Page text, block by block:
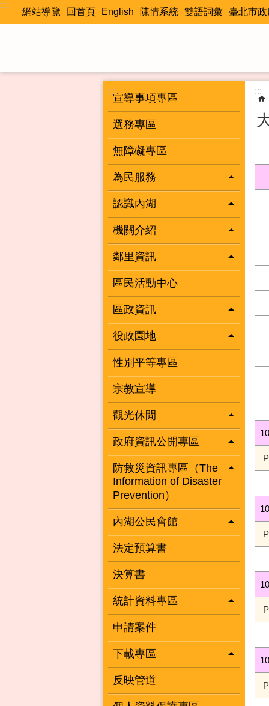
跳到主要內容區塊
:::
網站導覽 回首頁 English 陳情系統 雙語詞彙 臺北市政
:::
宣導事項專區
選務專區
無障礙專區
為民服務
認識內湖
機關介紹
鄰里資訊
區民活動中心
區政資訊
役政園地
性別平等專區
宗教宣導
觀光休閒
政府資訊公開專區
防救災資訊專區（The
Information of Disaster
Prevention）
內湖公民會館
法定預算書
決算書
統計資料專區
申請案件
下載專區
反映管道
:::